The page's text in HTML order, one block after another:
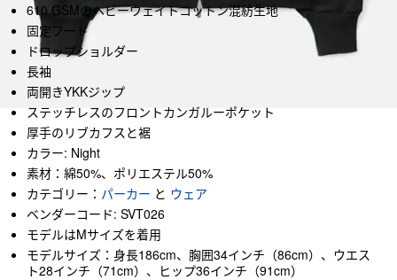
610 GSMのヘビーウェイトコットン混紡生地
固定フード
ドロップショルダー
長袖
両開きYKKジップ
ステッチレスのフロントカンガルーポケット
厚手のリブカフスと裾
カラー: Night
素材：綿50%、ポリエステル50%
カテゴリー： パーカー と ウェア
ベンダーコード: SVT026
モデルはMサイズを着用
モデルサイズ：身長186cm、胸囲34インチ（86cm）、ウエス
ト28インチ（71cm）、ヒップ36インチ（91cm）